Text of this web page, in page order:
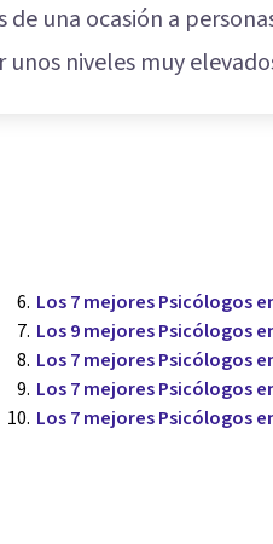
una ocasión a
niveles muy
Los 7 mejores Psicólogos
Los 9 mejores Psicólogos
Los 7 mejores Psicólogos
Los 7 mejores Psicólogos
Los 7 mejores Psicólogos